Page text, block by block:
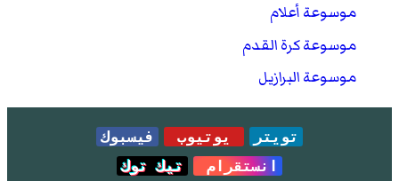
موسوعة أعلام
موسوعة كرة القدم
موسوعة البرازيل
تويتر يوتيوب
فيسبوك
انستقرام
تيك توك